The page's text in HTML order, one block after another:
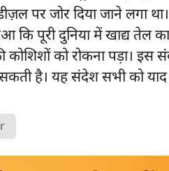
पर जोर दिया जाने लगा
कि पूरी दुनिया में खाद्य तेल
कोशिशों को रोकना पड़ा।
है। यह संदेश सभी को याद